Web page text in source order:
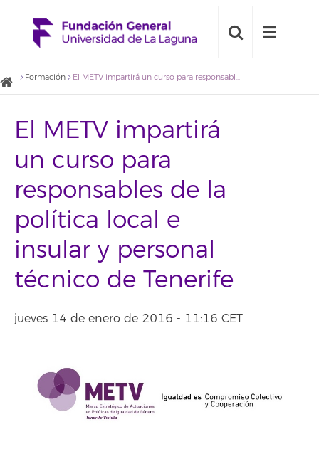
Formación El METV impartirá un curso para responsables de la política local e insular y personal técnico de Tenerife
El METV impartirá
un curso para
responsables de la
política local e
insular y personal
técnico de Tenerife
jueves 14 de enero de 2016 - 11:16 CET